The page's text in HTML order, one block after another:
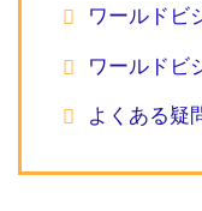
ワールドビ
ワールドビ
よくある疑